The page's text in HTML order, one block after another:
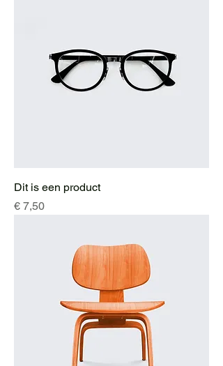
Dit is een product
Prijs
€ 7,50